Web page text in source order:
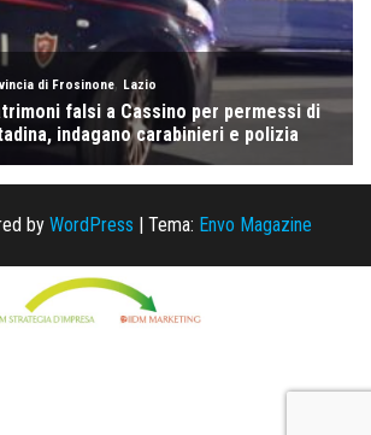
by WordPress | Tema: Envo Magazine